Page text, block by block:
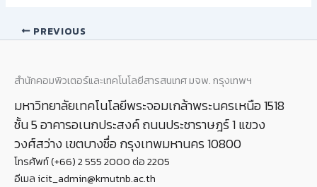
PREVIOUS
สำนักคอมพิวเตอร์และเทคโนโลยีสารสนเทศ มจพ. กรุงเทพฯ
มหาวิทยาลัยเทคโนโลยีพระจอมเกล้าพระนครเหนือ 1518
ชั้น 5 อาคารอเนกประสงค์ ถนนประชาราษฎร์ 1 แขวง
วงศ์สว่าง เขตบางซื่อ กรุงเทพมหานคร 10800
โทรศัพท์ (+66) 2 555 2000 ต่อ 2205
อีเมล icit_admin@kmutnb.ac.th